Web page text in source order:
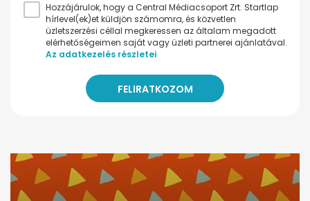
Hozzájárulok, hogy a Central Médiacsoport Zrt. Startlap
hírlevel(ek)et küldjön számomra, és közvetlen
üzletszerzési céllal megkeressen az általam megadott
elérhetőségeimen saját vagy üzleti partnerei ajánlatával.
Az adatkezelés részletei